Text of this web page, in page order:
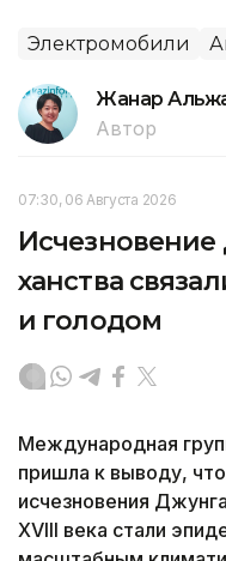
Электромобили
Жанар
Автор
07:30, 06 Августа 2026
ханства
и голодом
Международная
пришла к выводу,
исчезновения
XVIII века стали